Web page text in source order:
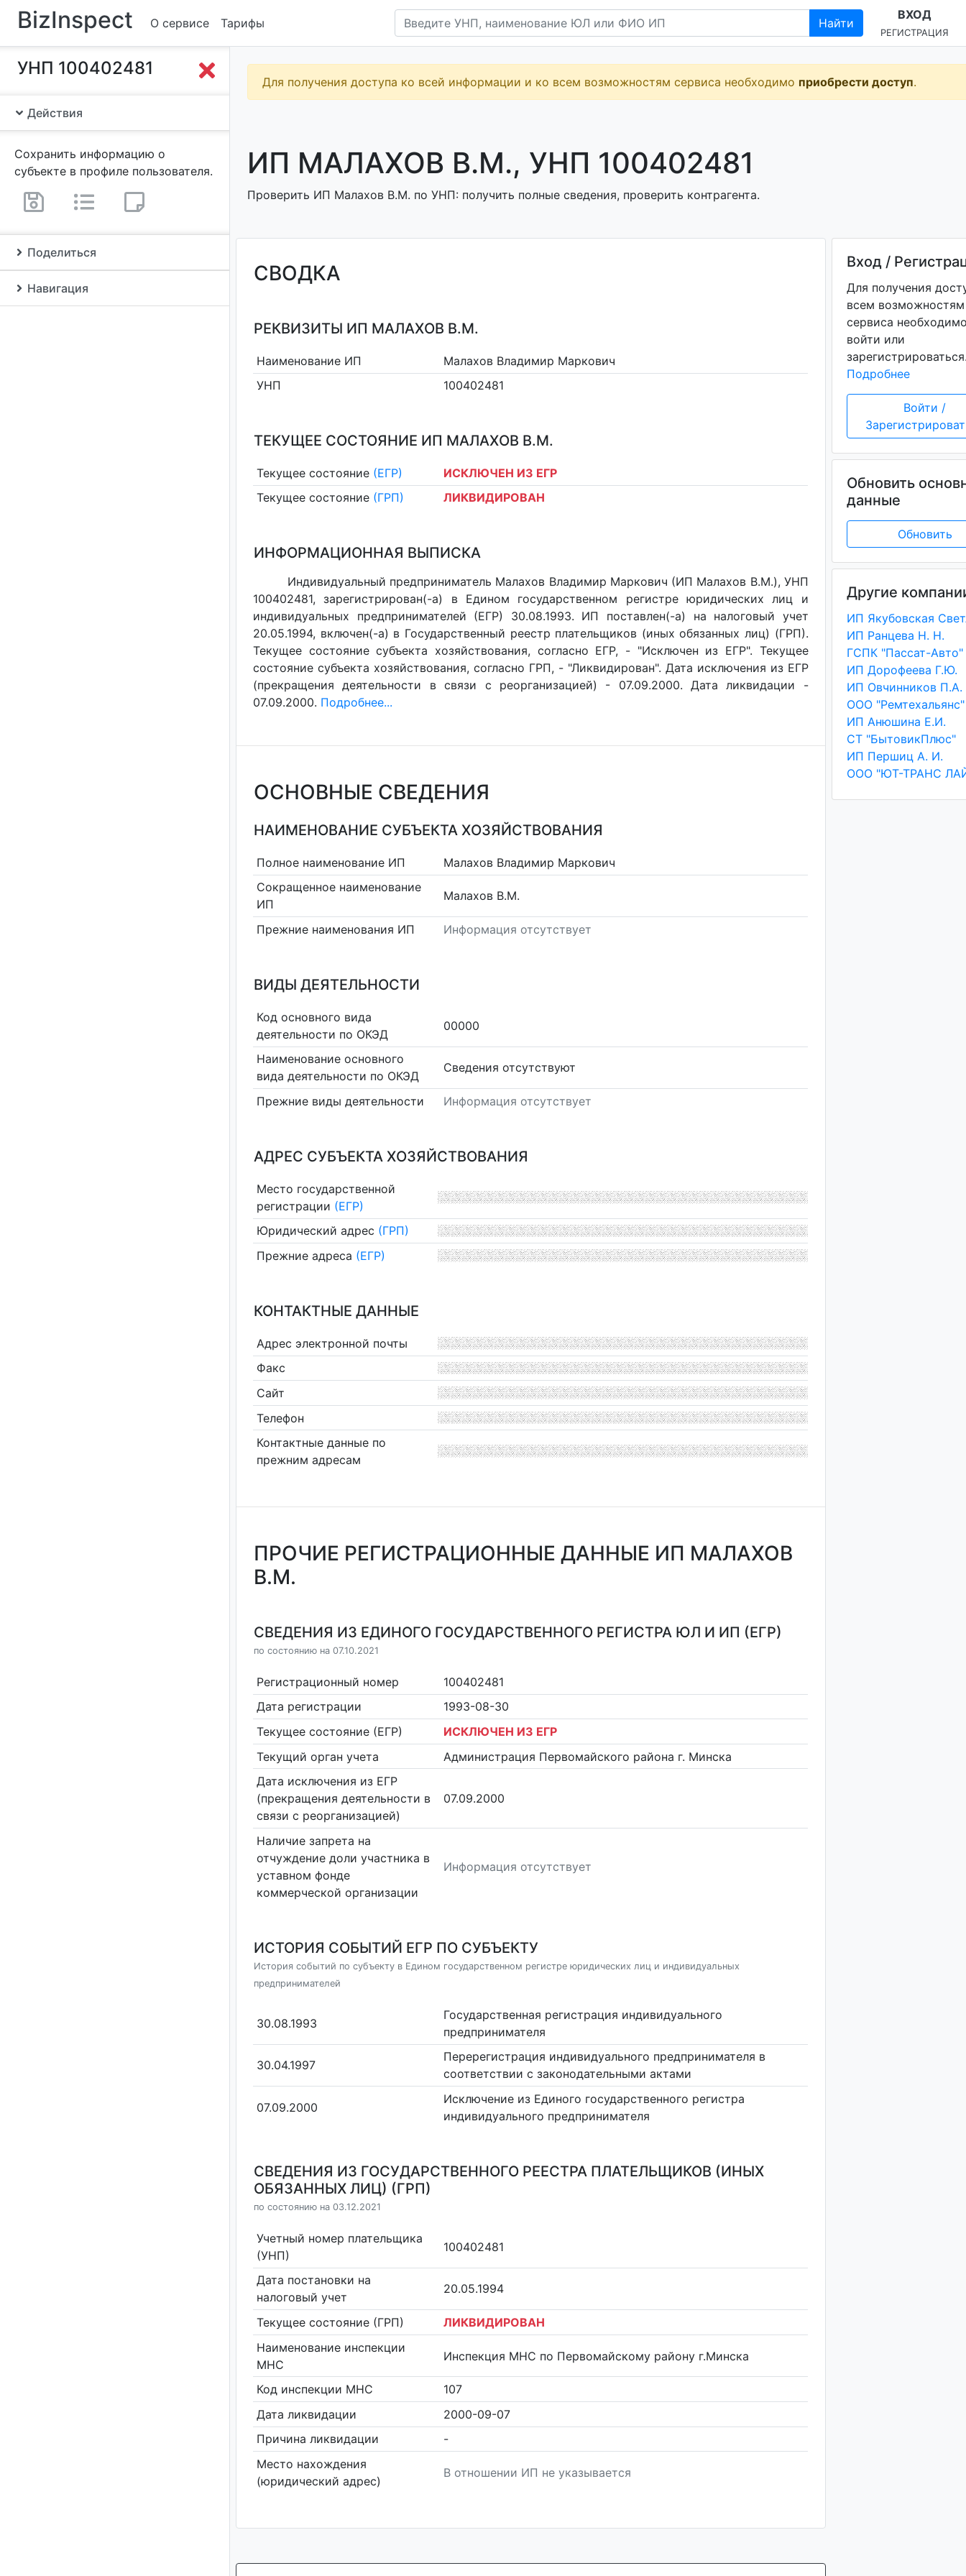
BizInspect О сервисе Тарифы Найти
ВХОД
РЕГИСТРАЦИЯ
УНП 100402481
Действия
Сохранить информацию о
субъекте в профиле пользователя.
Поделиться
Навигация
Для получения доступа ко всей информации и ко всем возможностям сервиса необходимо приобрести доступ.
ИП МАЛАХОВ В.М., УНП 100402481
Проверить ИП Малахов В.М. по УНП: получить полные сведения, проверить контрагента.
СВОДКА
РЕКВИЗИТЫ ИП МАЛАХОВ В.М.
Наименование ИП
Малахов Владимир Маркович
УНП
100402481
ТЕКУЩЕЕ СОСТОЯНИЕ ИП МАЛАХОВ В.М.
Текущее состояние (ЕГР)
ИСКЛЮЧЕН ИЗ ЕГР
Текущее состояние (ГРП) ЛИКВИДИРОВАН
ИНФОРМАЦИОННАЯ ВЫПИСКА
Индивидуальный предприниматель Малахов Владимир Маркович (ИП Малахов В.М.), УНП
100402481, зарегистрирован(-а) в Едином государственном регистре юридических лиц и
индивидуальных предпринимателей (ЕГР) 30.08.1993. ИП поставлен(-a) на налоговый учет
20.05.1994, включен(-a) в Государственный реестр плательщиков (иных обязанных лиц) (ГРП).
Текущее состояние субъекта хозяйствования, согласно ЕГР, - "Исключен из ЕГР". Текущее
состояние субъекта хозяйствования, согласно ГРП, - "Ликвидирован". Дата исключения из ЕГР
(прекращения деятельности в связи с реорганизацией) - 07.09.2000. Дата ликвидации -
07.09.2000. Подробнее...
ОСНОВНЫЕ СВЕДЕНИЯ
НАИМЕНОВАНИЕ СУБЪЕКТА ХОЗЯЙСТВОВАНИЯ
Полное наименование ИП
Малахов Владимир Маркович
Сокращенное наименование
ИП
Малахов В.М.
Прежние наименования ИП Информация отсутствует
ВИДЫ ДЕЯТЕЛЬНОСТИ
Код основного вида
деятельности по ОКЭД
00000
Наименование основного
вида деятельности по ОКЭД
Cведения отсутствуют
Прежние виды деятельности Информация отсутствует
АДРЕС СУБЪЕКТА ХОЗЯЙСТВОВАНИЯ
Место государственной
регистрации (ЕГР)
Юридический адрес (ГРП)
Прежние адреса (ЕГР)
КОНТАКТНЫЕ ДАННЫЕ
Адрес электронной почты
Факс
Сайт
Телефон
Контактные данные по
прежним адресам
ПРОЧИЕ РЕГИСТРАЦИОННЫЕ ДАННЫЕ ИП МАЛАХОВ
В.М.
СВЕДЕНИЯ ИЗ ЕДИНОГО ГОСУДАРСТВЕННОГО РЕГИСТРА ЮЛ И ИП (ЕГР)
по состоянию на 07.10.2021
Регистрационный номер
100402481
Дата регистрации
1993-08-30
Текущее состояние (ЕГР)
ИСКЛЮЧЕН ИЗ ЕГР
Текущий орган учета
Администрация Первомайского района г. Минска
Дата исключения из ЕГР
(прекращения деятельности в
связи с реорганизацией)
07.09.2000
Наличие запрета на
отчуждение доли участника в
уставном фонде
коммерческой организации
Информация отсутствует
ИСТОРИЯ СОБЫТИЙ ЕГР ПО СУБЪЕКТУ
История событий по субъекту в Едином государственном регистре юридических лиц и индивидуальных
предпринимателей
30.08.1993
Государственная регистрация индивидуального
предпринимателя
30.04.1997
Перерегистрация индивидуального предпринимателя в
соответствии с законодательными актами
07.09.2000
Исключение из Единого государственного регистра
индивидуального предпринимателя
СВЕДЕНИЯ ИЗ ГОСУДАРСТВЕННОГО РЕЕСТРА ПЛАТЕЛЬЩИКОВ (ИНЫХ
ОБЯЗАННЫХ ЛИЦ) (ГРП)
по состоянию на 03.12.2021
Учетный номер плательщика
(УНП)
100402481
Дата постановки на
налоговый учет
20.05.1994
Текущее состояние (ГРП)
ЛИКВИДИРОВАН
Наименование инспекции
МНС
Инспекция МНС по Первомайскому району г.Минска
Код инспекции МНС
107
Дата ликвидации
2000-09-07
Причина ликвидации
-
Место нахождения
(юридический адрес)
В отношении ИП не указывается
Вход /
Для получения
всем возможностям
сервиса
войти или
Подробнее
Войти /
Обновить
данные
Обновить
Другие
ИП Ранцева Н. Н.
ГСПК "Пассат-Авто"
ИП Дорофеева Г.Ю.
ИП Овчинников П.А.
ООО "Ремтехальянс"
ИП Анюшина Е.И.
СТ "БытовикПлюс"
ИП Першиц А. И.